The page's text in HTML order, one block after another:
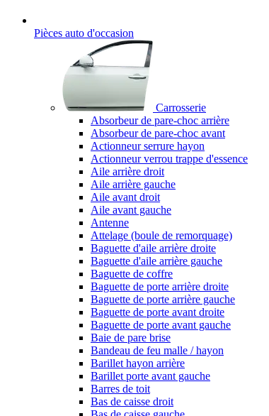
Pièces auto d'occasion
Carrosserie
Absorbeur de pare-choc arrière
Absorbeur de pare-choc avant
Actionneur serrure hayon
Actionneur verrou trappe d'essence
Aile arrière droit
Aile arrière gauche
Aile avant droit
Aile avant gauche
Antenne
Attelage (boule de remorquage)
Baguette d'aile arrière droite
Baguette d'aile arrière gauche
Baguette de coffre
Baguette de porte arrière droite
Baguette de porte arrière gauche
Baguette de porte avant droite
Baguette de porte avant gauche
Baie de pare brise
Bandeau de feu malle / hayon
Barillet hayon arrière
Barillet porte avant gauche
Barres de toit
Bas de caisse droit